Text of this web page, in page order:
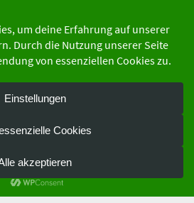
Deutscher Wald
e.V.
kannst du dich gerne an unsere